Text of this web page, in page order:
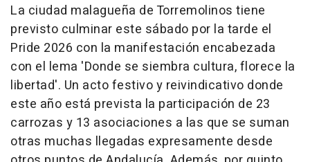
La ciudad malagueña de Torremolinos tiene
previsto culminar este sábado por la tarde el
Pride 2026 con la manifestación encabezada
con el lema 'Donde se siembra cultura, florece la
libertad'. Un acto festivo y reivindicativo donde
este año está prevista la participación de 23
carrozas y 13 asociaciones a las que se suman
otras muchas llegadas expresamente desde